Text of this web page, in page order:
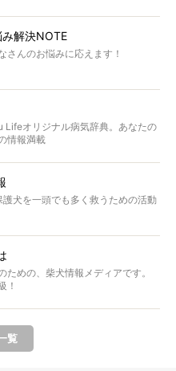
み解決NOTE
さんのお悩みに応えます！
Lifeオリジナル病気辞典。あなたの
情報満載
犬を一頭でも多く救うための活動
ための、柴犬情報メディアです。
！
覧